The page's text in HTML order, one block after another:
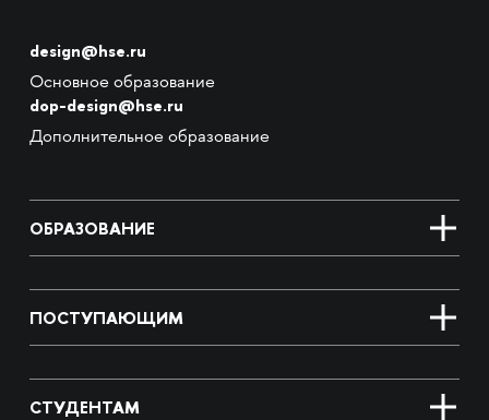
design@hse.ru
Основное образование
dop-design@hse.ru
Дополнительное образование
ОБРАЗОВАНИЕ
ПОСТУПАЮЩИМ
СТУДЕНТАМ